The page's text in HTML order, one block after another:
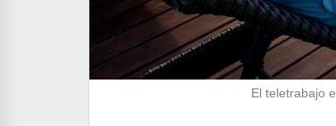
El teletrabajo